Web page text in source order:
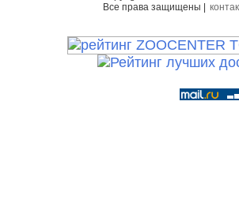
Все права защищены |